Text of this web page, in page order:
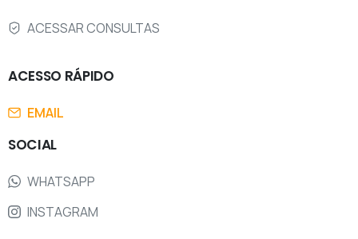
ACESSAR CONSULTAS
ACESSO RÁPIDO
EMAIL
SOCIAL
WHATSAPP
INSTAGRAM